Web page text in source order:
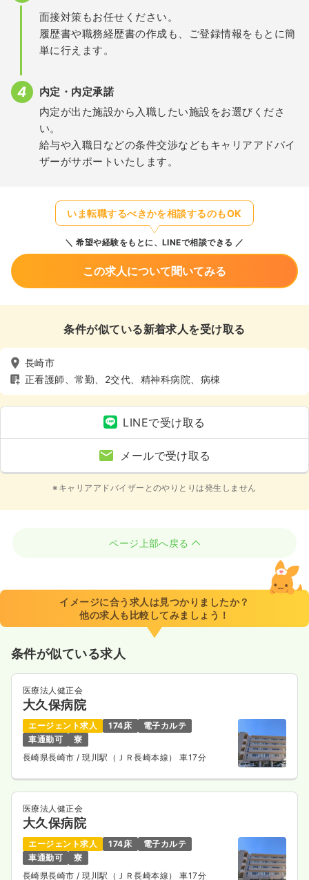
面接対策もお任せください。
履歴書や職務経歴書の作成も、ご登録情報をもとに簡
単に行えます。
内定・内定承諾
内定が出た施設から入職したい施設をお選びくださ
い。
給与や入職日などの条件交渉などもキャリアアドバイ
ザーがサポートいたします。
いま転職するべきかを相談するのもOK
希望や経験をもとに、LINEで相談できる
この求人について聞いてみる
条件が似ている新着求人を受け取る
長崎市
正看護師、常勤、2交代、精神科病院、病棟
LINEで受け取る
メールで受け取る
※キャリアアドバイザーとのやりとりは発生しません
ページ上部へ戻る
イメージに合う求人は見つかりましたか？
他の求人も比較してみましょう！
条件が似ている求人
医療法人健正会
大久保病院
エージェント求人 174床
電子カルテ
車通勤可
寮
長崎県長崎市/ 現川駅（ＪＲ長崎本線） 車17分
医療法人健正会
大久保病院
エージェント求人 174床
電子カルテ
車通勤可
寮
長崎県長崎市/ 現川駅（ＪＲ長崎本線） 車17分